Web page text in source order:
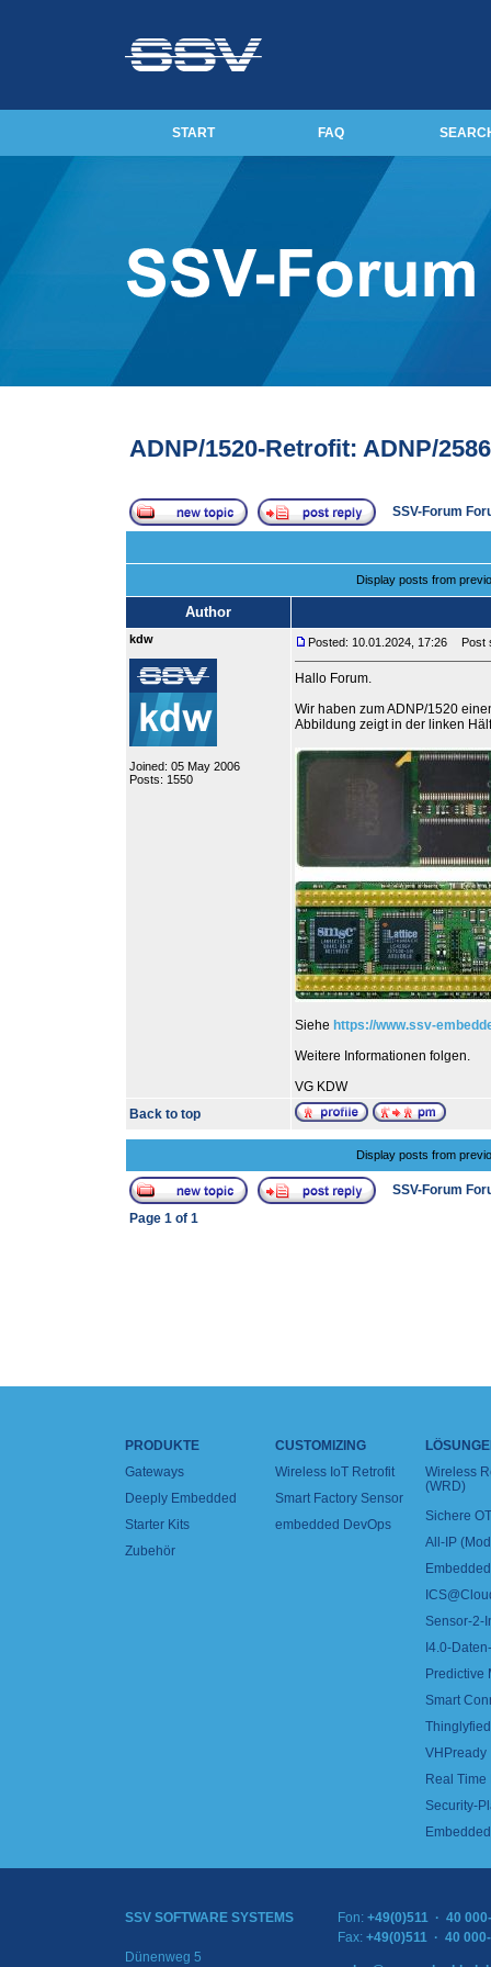
START FAQ
ADNP/1520-Retrofit: ADNP/
SSV-Forum
Display posts from
Author
kdw
Joined: 05 May 2006
Posts: 1550
Posted: 10.01.2024, 17:26 Post
Hallo Forum.
Wir haben zum ADNP/1520
Abbildung zeigt in der linken
Siehe https://www.ssv-
Weitere Informationen folgen.
VG KDW
Back to top
Display posts from
SSV-Forum
Page 1 of 1
PRODUKTE
Gateways
Deeply Embedded
Starter Kits
Zubehör
CUSTOMIZING
Wireless IoT Retrofit
Smart Factory Sensor
embedded DevOps
Wireless
(WRD)
Sichere
All-IP
Sensor-2-
I4.0-
Predictive
Smart
VHPready
Real
Security-
SSV SOFTWARE SYSTEMS
Dünenweg 5
Fon: +49(0)511 · 40
Fax: +49(0)511 · 40